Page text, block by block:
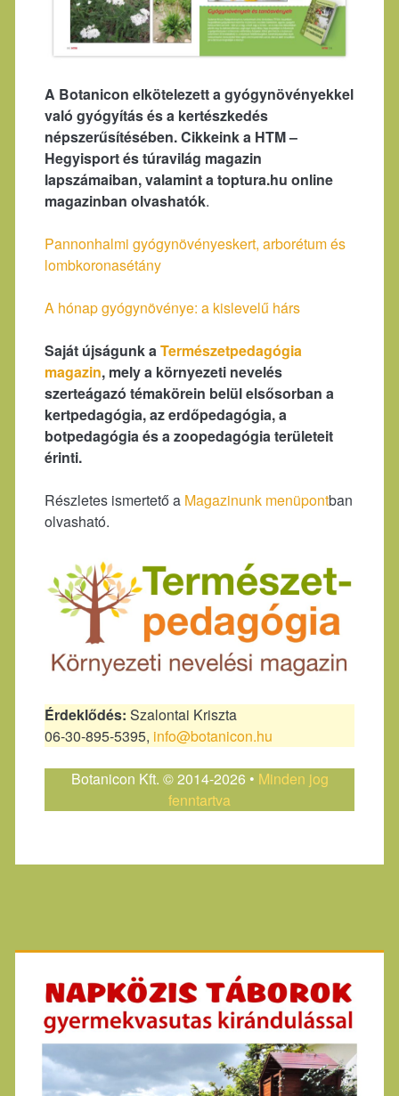
A Botanicon elkötelezett a gyógynövényekkel
való gyógyítás és a kertészkedés
népszerűsítésében. Cikkeink a HTM –
Hegyisport és túravilág magazin
lapszámaiban, valamint a toptura.hu online
magazinban olvashatók.
Pannonhalmi gyógynövényeskert, arborétum és
lombkoronasétány
A hónap gyógynövénye: a kislevelű hárs
Saját újságunk aTermészetpedagógia
magazin, mely a környezeti nevelés
szerteágazó témakörein belül elsősorban a
kertpedagógia, az erdőpedagógia, a
botpedagógia és a zoopedagógia területeit
érinti.
Részletes ismertető a Magazinunk menüpontban
olvasható.
Érdeklődés: Szalontai Kriszta
06-30-895-5395, info@botanicon.hu
Botanicon Kft. © 2014-2026 • Minden jog
fenntartva
Primary
Sidebar